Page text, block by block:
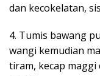
dan kecokelatan,
4. Tumis bawang
wangi kemudian
tiram, kecap maggi